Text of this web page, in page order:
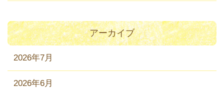
アーカイブ
2026年7月
2026年6月